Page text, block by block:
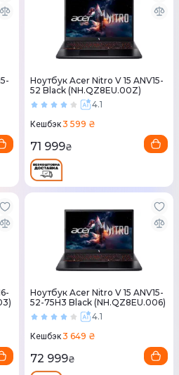
Ноутбук Acer Nitro V 15 ANV15-
52 Black (NH.QZ8EU.00Z)
4.1
Кешбэк3 599 ₴
71 999₴
Ноутбук Acer Nitro V 15 ANV15-
52-75H3 Black (NH.QZ8EU.006)
4.1
Кешбэк3 649 ₴
72 999₴